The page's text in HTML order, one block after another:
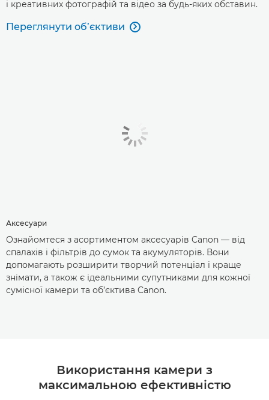
і креативних фотографій та відео за будь-яких обставин.
Переглянути об’єктиви 
Аксесуари
Ознайомтеся з асортиментом аксесуарів Canon — від
спалахів і фільтрів до сумок та акумуляторів. Вони
допомагають розширити творчий потенціал і краще
знімати, а також є ідеальними супутниками для кожної
сумісної камери та об’єктива Canon.
Використання камери з
максимальною ефективністю